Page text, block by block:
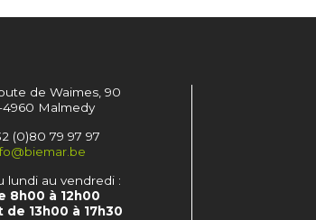
de Waimes, 90
4960 Malmedy
(0)80 79 97 97
lundi au vendredi :
8h00 à 12h00
de 13h00 à 17h30